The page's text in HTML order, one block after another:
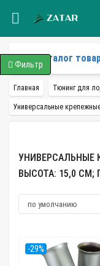
Каталог
Главная Тюнинг для
Универсальные
УНИВЕРСАЛЬНЫЕ
ВЫСОТА: 15,0 СМ;
-29%
Фильтр